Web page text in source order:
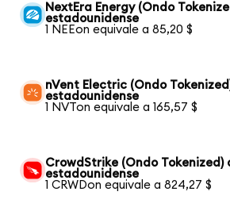
NextEra Energy (Ondo
estadounidense
1 NEEon equivale a 85,20 $
nVent Electric (Ondo
estadounidense
1 NVTon equivale a 165,57 $
CrowdStrike (Ondo Tokenized)
estadounidense
1 CRWDon equivale a 824,27 $